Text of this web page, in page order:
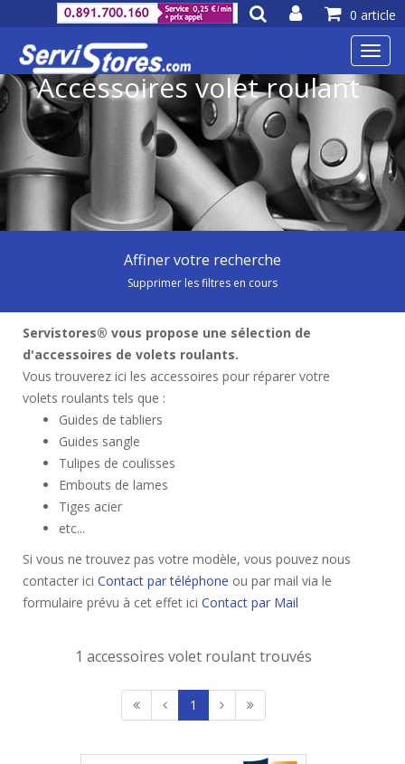
0 article
Accessoires volet roulant
Affiner votre recherche
Supprimer les filtres en cours
Servistores® vous propose une sélection de
d'accessoires de volets roulants.
Vous trouverez ici les accessoires pour réparer votre
volets roulants tels que :
Guides de tabliers
Guides sangle
Tulipes de coulisses
Embouts de lames
Tiges acier
etc...
Si vous ne trouvez pas votre modèle, vous pouvez nous
contacter ici Contact par téléphone ou par mail via le
formulaire prévu à cet effet ici Contact par Mail
1 accessoires volet roulant trouvés
1